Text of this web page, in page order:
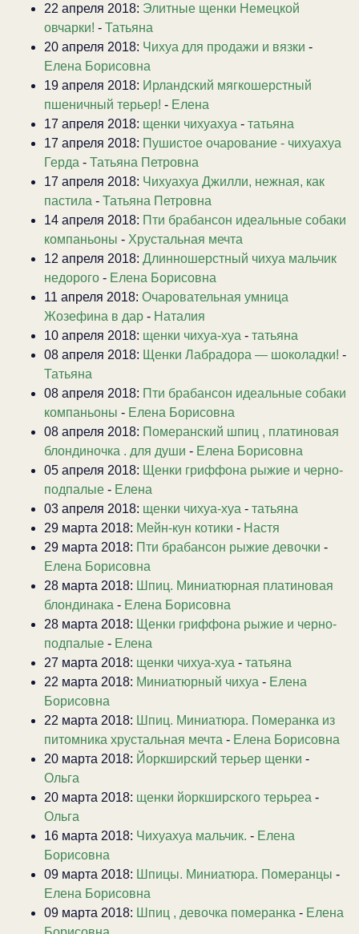
22 апреля 2018: Элитные щенки Немецкой
овчарки! - Татьяна
20 апреля 2018: Чихуа для продажи и вязки -
Елена Борисовна
19 апреля 2018: Ирландский мягкошерстный
пшеничный терьер! - Елена
17 апреля 2018: щенки чихуахуа - татьяна
17 апреля 2018: Пушистое очарование - чихуахуа
Герда - Татьяна Петровна
17 апреля 2018: Чихуахуа Джилли, нежная, как
пастила - Татьяна Петровна
14 апреля 2018: Пти брабансон идеальные собаки
компаньоны - Хрустальная мечта
12 апреля 2018: Длинношерстный чихуа мальчик
недорого - Елена Борисовна
11 апреля 2018: Очаровательная умница
Жозефина в дар - Наталия
10 апреля 2018: щенки чихуа-хуа - татьяна
08 апреля 2018: Щенки Лабрадора — шоколадки! -
Татьяна
08 апреля 2018: Пти брабансон идеальные собаки
компаньоны - Елена Борисовна
08 апреля 2018: Померанский шпиц , платиновая
блондиночка . для души - Елена Борисовна
05 апреля 2018: Щенки гриффона рыжие и черно-
подпалые - Елена
03 апреля 2018: щенки чихуа-хуа - татьяна
29 марта 2018: Мейн-кун котики - Настя
29 марта 2018: Пти брабансон рыжие девочки -
Елена Борисовна
28 марта 2018: Шпиц. Миниатюрная платиновая
блондинака - Елена Борисовна
28 марта 2018: Щенки гриффона рыжие и черно-
подпалые - Елена
27 марта 2018: щенки чихуа-хуа - татьяна
22 марта 2018: Миниатюрный чихуа - Елена
Борисовна
22 марта 2018: Шпиц. Миниатюра. Померанка из
питомника хрустальная мечта - Елена Борисовна
20 марта 2018: Йоркширский терьер щенки -
Ольга
20 марта 2018: щенки йоркширского терьреа -
Ольга
16 марта 2018: Чихуахуа мальчик. - Елена
Борисовна
09 марта 2018: Шпицы. Миниатюра. Померанцы -
Елена Борисовна
09 марта 2018: Шпиц , девочка померанка - Елена